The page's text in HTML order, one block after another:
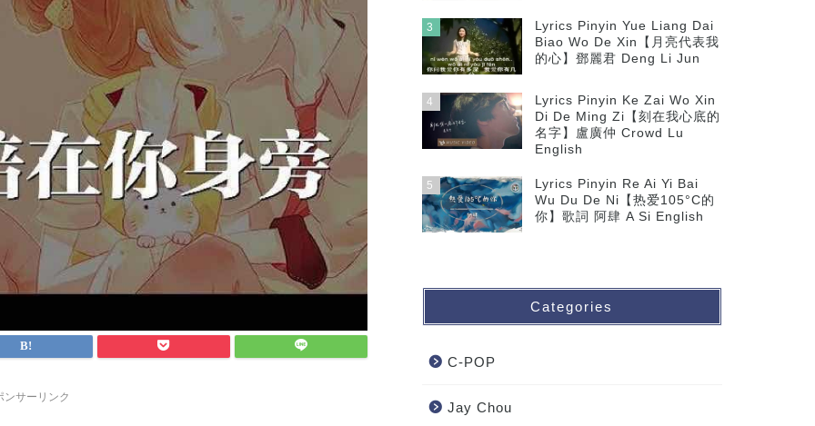
ンサーリンク
3
Lyrics Pinyin Yue Liang Dai
Biao Wo De Xin【月亮代表我
的心】鄧麗君 Deng Li Jun
4
Lyrics Pinyin Ke Zai Wo Xin
Di De Ming Zi【刻在我心底的
名字】盧廣仲 Crowd Lu
English
5
Lyrics Pinyin Re Ai Yi Bai
Wu Du De Ni【热爱105°C的
你】歌詞 阿肆 A Si English
Categories
C-POP
Jay Chou